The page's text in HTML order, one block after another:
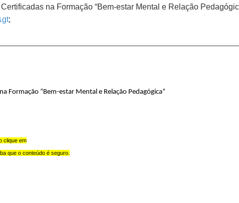
na Formação “Bem-estar Mental e Relação
;
Formação “Bem-estar Mental e Relação Pedagógica”
clique em
que o conteúdo é seguro.